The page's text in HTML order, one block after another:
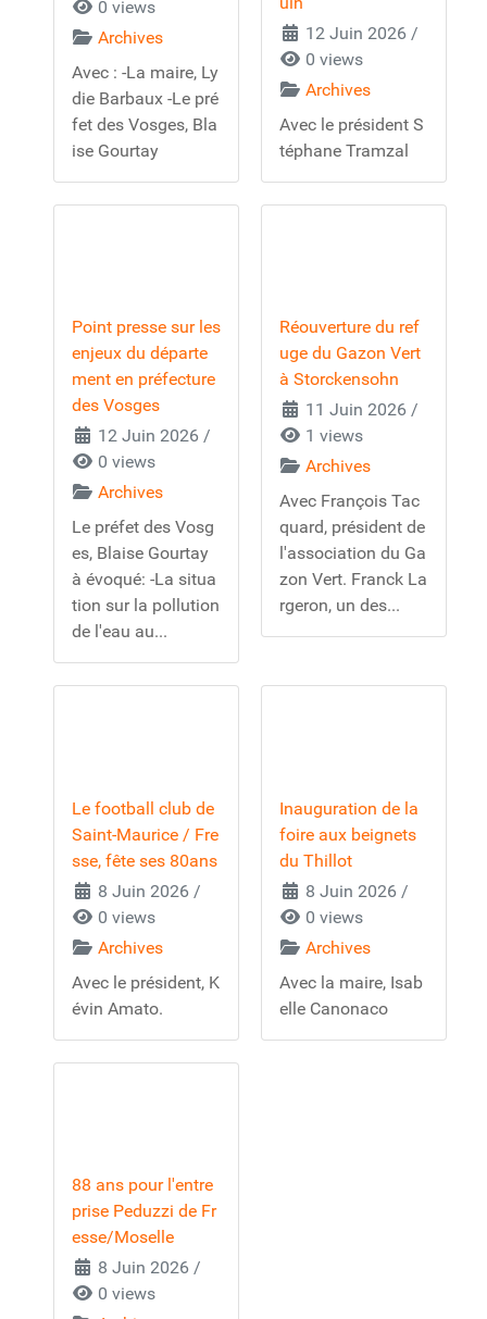
0 views
Archives
Avec : -La maire, Ly
die Barbaux -Le pré
fet des Vosges, Bla
ise Gourtay
12 Juin 2026 /
0 views
Archives
Avec le président S
téphane Tramzal
Point presse sur les
enjeux du départe
ment en préfecture
des Vosges
12 Juin 2026 /
0 views
Archives
Le préfet des Vosg
es, Blaise Gourtay
à évoqué: -La situa
tion sur la pollution
de l'eau au...
Réouverture du ref
uge du Gazon Vert
à Storckensohn
11 Juin 2026 /
1 views
Archives
Avec François Tac
quard, président de
l'association du Ga
zon Vert. Franck La
rgeron, un des...
Le football club de
Saint-Maurice / Fre
sse, fête ses 80ans
8 Juin 2026 /
0 views
Archives
Avec le président, K
évin Amato.
Inauguration de la
foire aux beignets
du Thillot
8 Juin 2026 /
0 views
Archives
Avec la maire, Isab
elle Canonaco
88 ans pour l'entre
prise Peduzzi de Fr
esse/Moselle
8 Juin 2026 /
0 views